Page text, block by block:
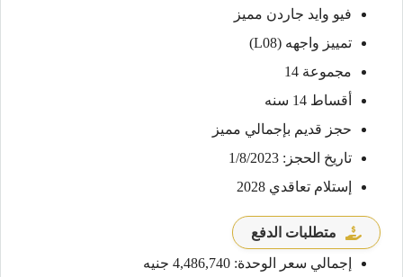
فيو وايد جاردن مميز
تمييز واجهه (L08)
مجموعة 14
أقساط 14 سنه
حجز قديم بإجمالي مميز
تاريخ الحجز: 1/8/2023
إستلام تعاقدي 2028
متطلبات الدفع
إجمالي سعر الوحدة: 4,486,740 جنيه